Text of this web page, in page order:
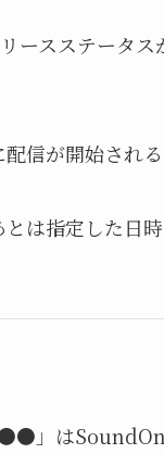
ースステータス
配信が開始され
は指定した日
」はSoundOn